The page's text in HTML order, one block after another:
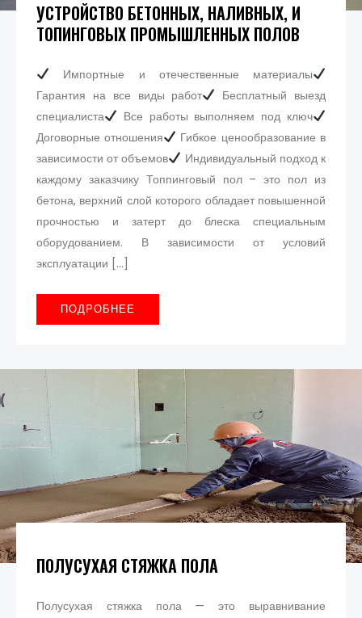
УСТРОЙСТВО БЕТОННЫХ, НАЛИВНЫХ, И
ТОПИНГОВЫХ ПРОМЫШЛЕННЫХ ПОЛОВ
Импортные и отечественные материалы
Гарантия на все виды работ
Бесплатный выезд
специалиста
Все работы выполняем под ключ
Договорные отношения
Гибкое ценообразование в
зависимости от объемов
Индивидуальный подход к
каждому заказчику Топпинговый пол – это пол из
бетона, верхний слой которого обладает повышенной
прочностью и затерт до блеска специальным
оборудованием. В зависимости от условий
эксплуатации […]
ПОДРОБНЕЕ
ПОЛУСУХАЯ СТЯЖКА ПОЛА
Полусухая стяжка пола — это выравнивание